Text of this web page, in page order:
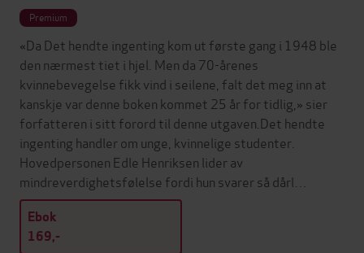
Premium
«Da Det hendte ingenting kom ut første gang i 1948 ble
den nærmest tiet i hjel. Men da 70-årenes
kvinnebevegelse fikk vind i seilene, falt det meg inn at
kanskje var denne boken kommet 25 år for tidlig,» sier
forfatteren i sitt forord til denne utgaven.Det hendte
ingenting handler om unge, kvinnelige studenter.
Hovedpersonen Edle Henriksen lider av
mindreverdighetsfølelse fordi hun svarer så dårl…
Ebok
169,-